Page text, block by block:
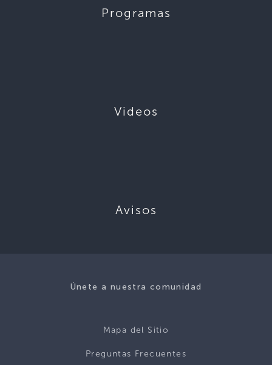
Programas
Videos
Avisos
Únete a nuestra comunidad
Mapa del Sitio
Preguntas Frecuentes